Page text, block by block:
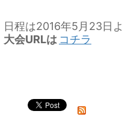
日程は2016年5月23日
大会URLは コチラ